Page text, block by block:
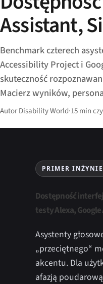
Assistant,
Benchmark czterech
Accessibility Project i
skuteczność
Macierz wyników,
Autor Disability World·15 min
PRIMER
Dostępność
testy Alexa,
Asystenty
„przeciętnego“
akcentu. Dla
afazją